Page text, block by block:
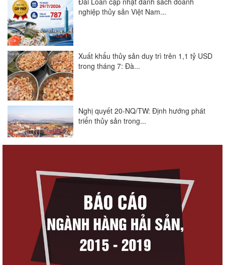
nghiệp thủy sản Việt Nam...
Xuất khẩu thủy sản duy trì trên 1,1 tỷ USD
trong tháng 7: Đà...
Nghị quyết 20-NQ/TW: Định hướng phát
triển thủy sản trong...
(sửa đổi)
Thuế Mục 301 và bài toán thích ứng của
tôm Việt tại thị...